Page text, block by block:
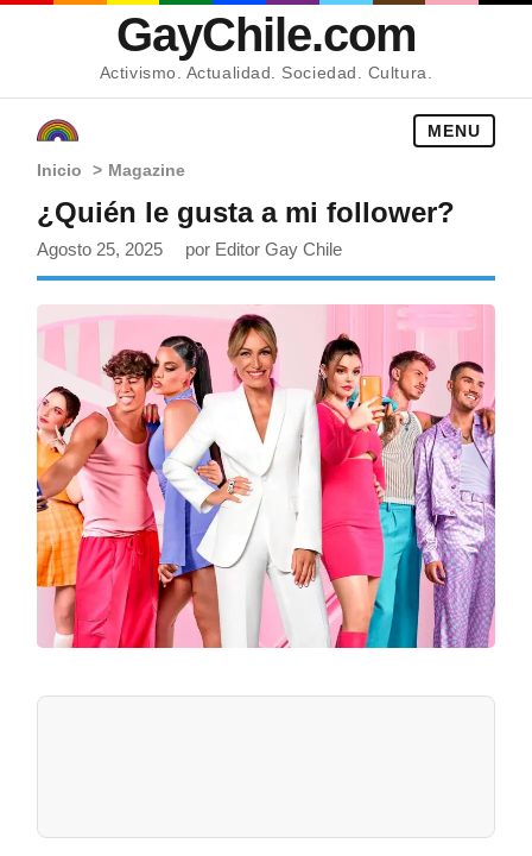
GayChile.com
Activismo. Actualidad. Sociedad. Cultura.
MENU
Inicio > Magazine
¿Quién le gusta a mi follower?
Agosto 25, 2025 por Editor Gay Chile